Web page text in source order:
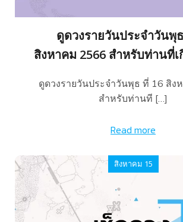
ดูดวงรายวันประจำวันพุ
สิงหาคม 2566 สำหรับท่านที่เ
ดูดวงรายวันประจำวันพุธ ที่ 16 สิง
สำหรับท่านที […]
Read more
สิงหาคม 15